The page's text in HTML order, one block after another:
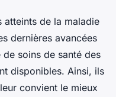
atteints de la maladie
dernières avancées
soins de santé des
disponibles. Ainsi, ils
convient le mieux